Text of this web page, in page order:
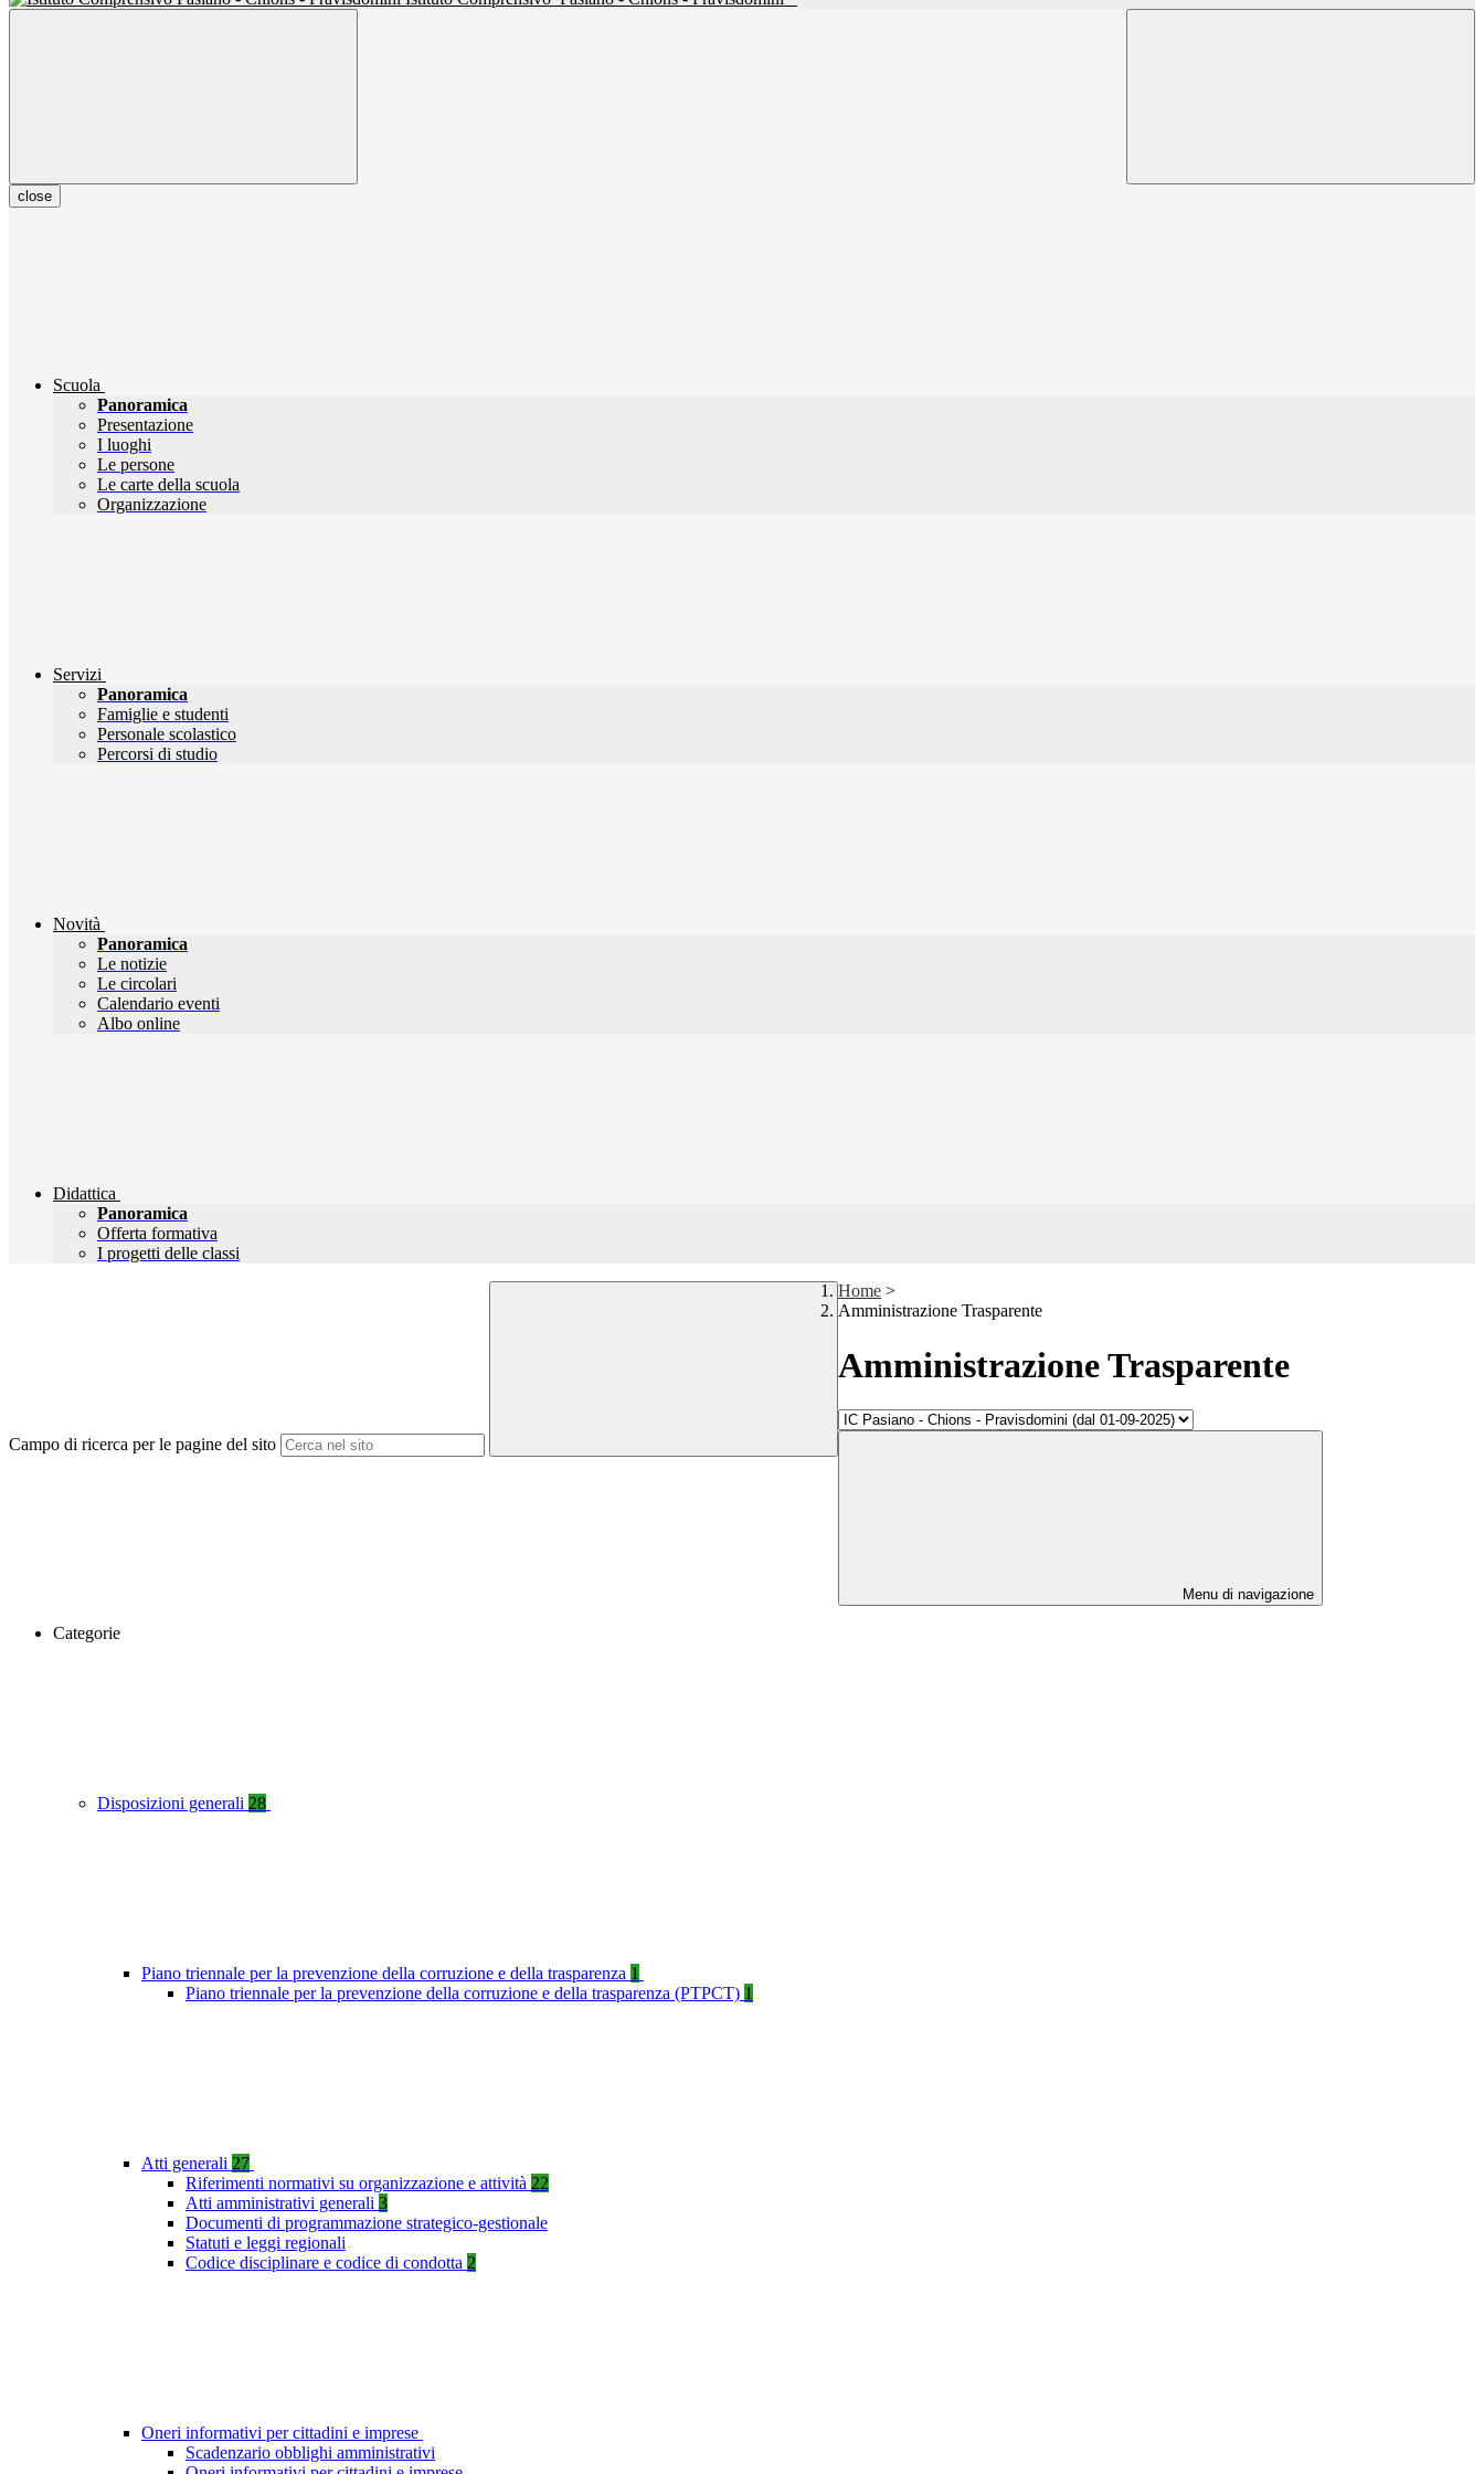
close
Scuola
Panoramica
Presentazione
I luoghi
Le persone
Le carte della scuola
Organizzazione
Servizi
Panoramica
Famiglie e studenti
Personale scolastico
Percorsi di studio
Novità
Panoramica
Le notizie
Le circolari
Calendario eventi
Albo online
Didattica
Panoramica
Offerta formativa
I progetti delle classi
Campo di ricerca per le pagine del sito
Home >
Amministrazione Trasparente
Amministrazione Trasparente
Menu di navigazione
Categorie
Disposizioni generali 28
Piano triennale per la prevenzione della corruzione e della trasparenza 1
Piano triennale per la prevenzione della corruzione e della trasparenza (PTPCT) 1
Atti generali 27
Riferimenti normativi su organizzazione e attività 22
Atti amministrativi generali 3
Documenti di programmazione strategico-gestionale
Statuti e leggi regionali
Codice disciplinare e codice di condotta 2
Oneri informativi per cittadini e imprese
Scadenzario obblighi amministrativi